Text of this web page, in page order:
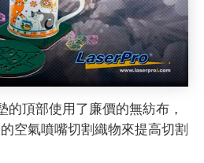
頂部使用了廉價的無紡布，
空氣噴嘴切割織物來提高切割